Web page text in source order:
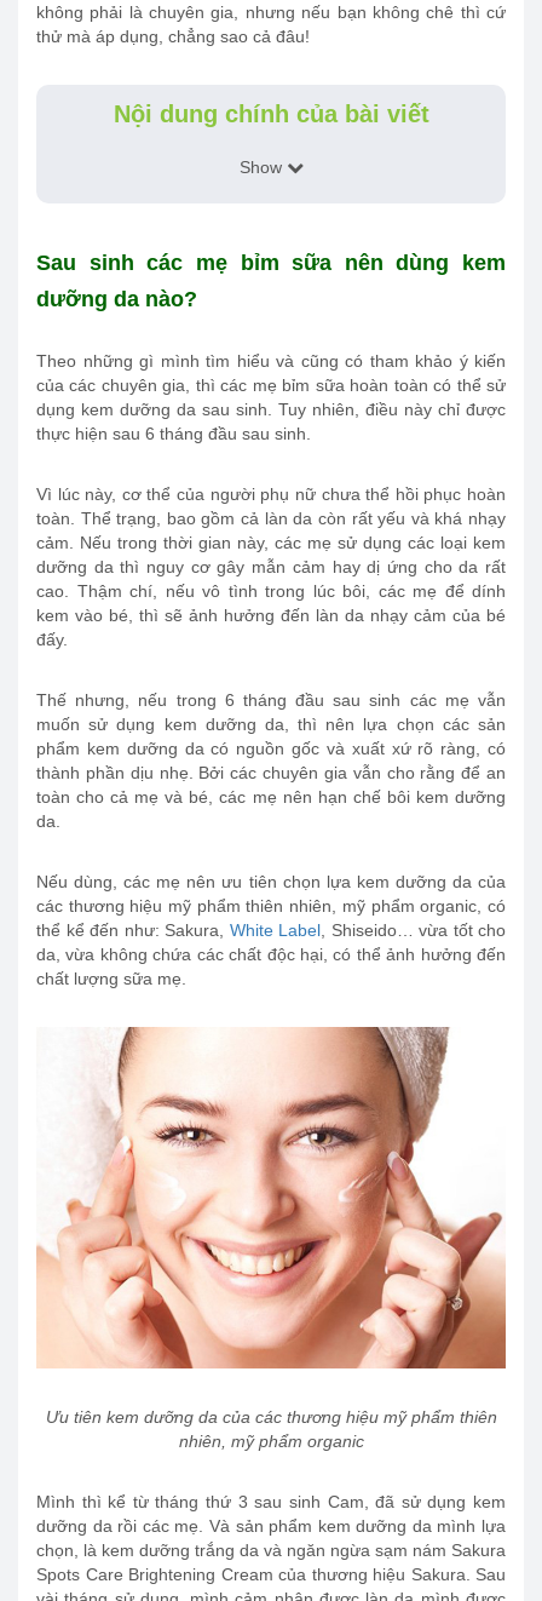
không phải là chuyên gia, nhưng nếu bạn không chê thì cứ
thử mà áp dụng, chẳng sao cả đâu!
Nội dung chính của bài viết
Show
Sau sinh các mẹ bỉm sữa nên dùng kem
dưỡng da nào?
Theo những gì mình tìm hiểu và cũng có tham khảo ý kiến
của các chuyên gia, thì các mẹ bỉm sữa hoàn toàn có thể sử
dụng kem dưỡng da sau sinh. Tuy nhiên, điều này chỉ được
thực hiện sau 6 tháng đầu sau sinh.
Vì lúc này, cơ thể của người phụ nữ chưa thể hồi phục hoàn
toàn. Thể trạng, bao gồm cả làn da còn rất yếu và khá nhạy
cảm. Nếu trong thời gian này, các mẹ sử dụng các loại kem
dưỡng da thì nguy cơ gây mẫn cảm hay dị ứng cho da rất
cao. Thậm chí, nếu vô tình trong lúc bôi, các mẹ để dính
kem vào bé, thì sẽ ảnh hưởng đến làn da nhạy cảm của bé
đấy.
Thế nhưng, nếu trong 6 tháng đầu sau sinh các mẹ vẫn
muốn sử dụng kem dưỡng da, thì nên lựa chọn các sản
phẩm kem dưỡng da có nguồn gốc và xuất xứ rõ ràng, có
thành phần dịu nhẹ. Bởi các chuyên gia vẫn cho rằng để an
toàn cho cả mẹ và bé, các mẹ nên hạn chế bôi kem dưỡng
da.
Nếu dùng, các mẹ nên ưu tiên chọn lựa kem dưỡng da của
các thương hiệu mỹ phẩm thiên nhiên, mỹ phẩm organic, có
thể kể đến như: Sakura, White Label , Shiseido… vừa tốt cho
da, vừa không chứa các chất độc hại, có thể ảnh hưởng đến
chất lượng sữa mẹ.
Ưu tiên kem dưỡng da của các thương hiệu mỹ phẩm thiên
nhiên, mỹ phẩm organic
Mình thì kể từ tháng thứ 3 sau sinh Cam, đã sử dụng kem
dưỡng da rồi các mẹ. Và sản phẩm kem dưỡng da mình lựa
chọn, là kem dưỡng trắng da và ngăn ngừa sạm nám Sakura
Spots Care Brightening Cream của thương hiệu Sakura. Sau